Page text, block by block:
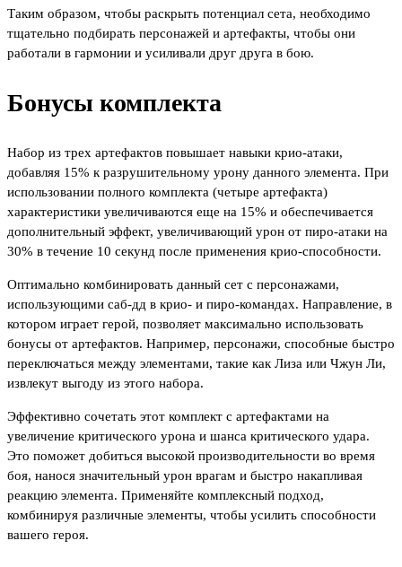
Таким образом, чтобы раскрыть потенциал сета, необходимо
тщательно подбирать персонажей и артефакты, чтобы они
работали в гармонии и усиливали друг друга в бою.
Бонусы комплекта
Набор из трех артефактов повышает навыки крио-атаки,
добавляя 15% к разрушительному урону данного элемента. При
использовании полного комплекта (четыре артефакта)
характеристики увеличиваются еще на 15% и обеспечивается
дополнительный эффект, увеличивающий урон от пиро-атаки на
30% в течение 10 секунд после применения крио-способности.
Оптимально комбинировать данный сет с персонажами,
использующими саб-дд в крио- и пиро-командах. Направление, в
котором играет герой, позволяет максимально использовать
бонусы от артефактов. Например, персонажи, способные быстро
переключаться между элементами, такие как Лиза или Чжун Ли,
извлекут выгоду из этого набора.
Эффективно сочетать этот комплект с артефактами на
увеличение критического урона и шанса критического удара.
Это поможет добиться высокой производительности во время
боя, нанося значительный урон врагам и быстро накапливая
реакцию элемента. Применяйте комплексный подход,
комбинируя различные элементы, чтобы усилить способности
вашего героя.